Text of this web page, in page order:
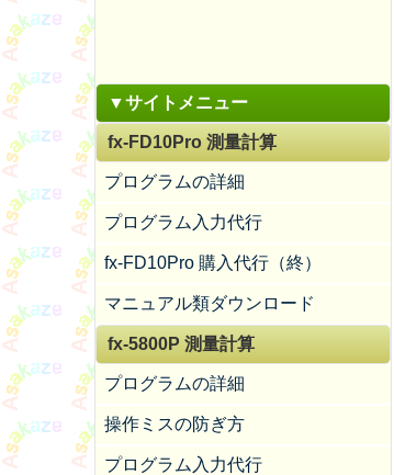
▼サイトメニュー
fx-FD10Pro 測量計算
プログラムの詳細
プログラム入力代行
fx-FD10Pro 購入代行（終）
マニュアル類ダウンロード
fx-5800P 測量計算
プログラムの詳細
操作ミスの防ぎ方
プログラム入力代行